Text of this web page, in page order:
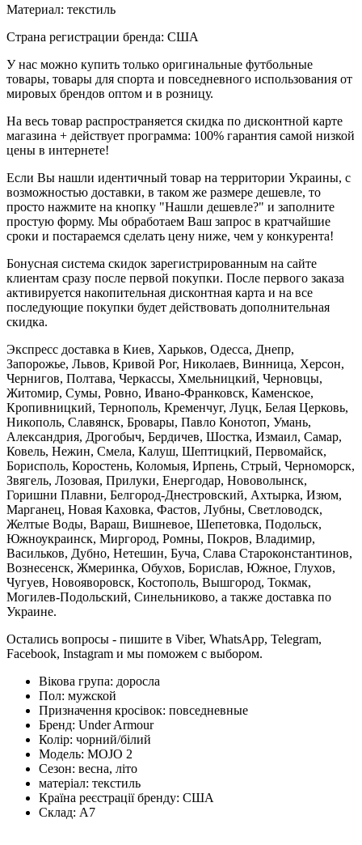
Материал: текстиль
Страна регистрации бренда: США
У нас можно купить только оригинальные футбольные
товары, товары для спорта и повседневного использования от
мировых брендов оптом и в розницу.
На весь товар распространяется скидка по дисконтной карте
магазина + действует программа: 100% гарантия самой низкой
цены в интернете!
Если Вы нашли идентичный товар на территории Украины, с
возможностью доставки, в таком же размере дешевле, то
просто нажмите на кнопку "Нашли дешевле?" и заполните
простую форму. Мы обработаем Ваш запрос в кратчайшие
сроки и постараемся сделать цену ниже, чем у конкурента!
Бонусная система скидок зарегистрированным на сайте
клиентам сразу после первой покупки. После первого заказа
активируется накопительная дисконтная карта и на все
последующие покупки будет действовать дополнительная
скидка.
Экспресс доставка в Киев, Харьков, Одесса, Днепр,
Запорожье, Львов, Кривой Рог, Николаев, Винница, Херсон,
Чернигов, Полтава, Черкассы, Хмельницкий, Черновцы,
Житомир, Сумы, Ровно, Ивано-Франковск, Каменское,
Кропивницкий, Тернополь, Кременчуг, Луцк, Белая Церковь,
Никополь, Славянск, Бровары, Павло Конотоп, Умань,
Александрия, Дрогобыч, Бердичев, Шостка, Измаил, Самар,
Ковель, Нежин, Смела, Калуш, Шептицкий, Первомайск,
Борисполь, Коростень, Коломыя, Ирпень, Стрый, Черноморск,
Звягель, Лозовая, Прилуки, Енергодар, Нововолынск,
Горишни Плавни, Белгород-Днестровский, Ахтырка, Изюм,
Марганец, Новая Каховка, Фастов, Лубны, Светловодск,
Желтые Воды, Вараш, Вишневое, Шепетовка, Подольск,
Южноукраинск, Миргород, Ромны, Покров, Владимир,
Васильков, Дубно, Нетешин, Буча, Слава Староконстантинов,
Вознесенск, Жмеринка, Обухов, Борислав, Южное, Глухов,
Чугуев, Новояворовск, Костополь, Вышгород, Токмак,
Могилев-Подольский, Синельниково, а также доставка по
Украине.
Остались вопросы - пишите в Viber, WhatsApp, Telegram,
Facebook, Instagram и мы поможем с выбором.
Вікова група: доросла
Пол: мужской
Призначення кросівок: повседневные
Бренд: Under Armour
Колір: чорний/білий
Модель: MOJO 2
Сезон: весна, літо
матеріал: текстиль
Країна реєстрації бренду: США
Склад: А7